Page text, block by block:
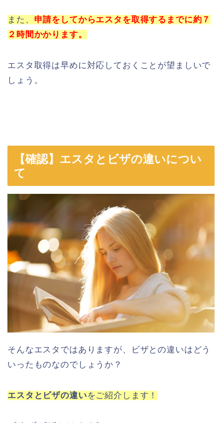
また、 申請をしてからエスタを取得するまでに約７
２時間かかります。
エスタ取得は早めに対応しておくことが望ましいで
しょう。
【確認】エスタとビザの違いについ
て
そんなエスタではありますが、ビザとの違いはどう
いったものなのでしょうか？
エスタとビザの違いをご紹介します！